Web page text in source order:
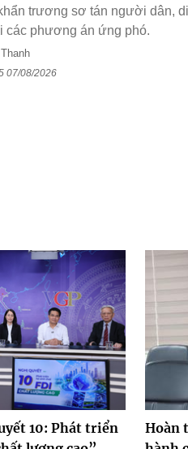
trương sơ tán người dân,
các phương án ứng phó.
07/08/2026
10: Phát triển
Hoàn